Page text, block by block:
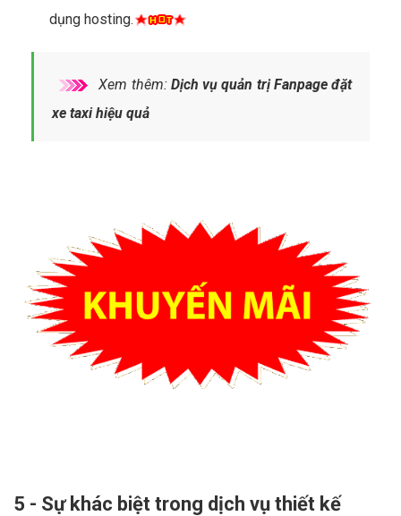
dụng hosting.
Xem thêm: Dịch vụ quản trị Fanpage đặt
xe taxi hiệu quả
5 - Sự khác biệt trong dịch vụ thiết kế